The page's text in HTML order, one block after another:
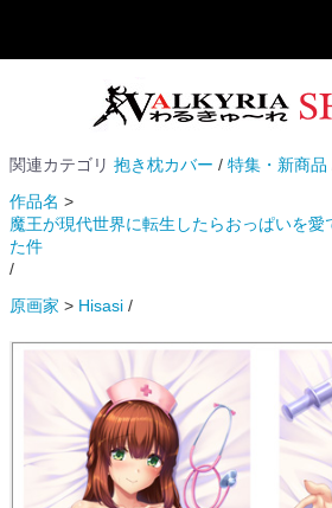
関連カテゴリ 抱き枕カバー
特集・新商品
作品名
魔王が現代世界に転生したらおっぱいを愛
た件
原画家 Hisasi